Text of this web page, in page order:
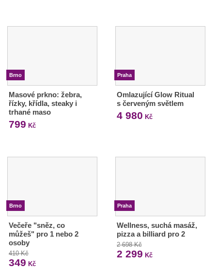
Brno
Masové prkno: žebra,
řízky, křídla, steaky i
trhané maso
799 Kč
Praha
Omlazující Glow Ritual
s červeným světlem
4 980 Kč
Brno
Večeře "sněz, co
můžeš" pro 1 nebo 2
osoby
410 Kč
349 Kč
Praha
Wellness, suchá masáž,
pizza a billiard pro 2
2 698 Kč
2 299 Kč